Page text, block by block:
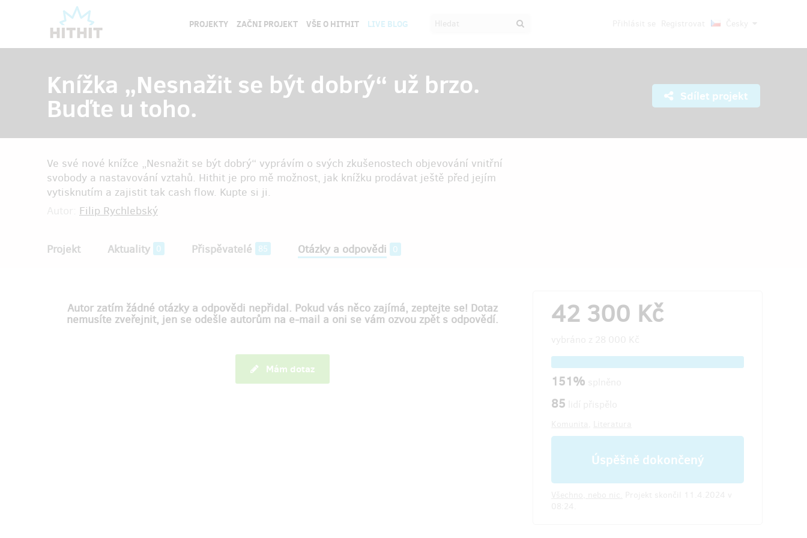
PROJEKTY ZAČNI PROJEKT VŠE O HITHIT LIVE BLOG
Knížka „Nesnažit se být dobrý“ už brzo.
Buďte u toho. Sdílet projekt
Ve své nové knížce „Nesnažit se být dobrý“ vyprávím o svých zkušenostech objevování vnitřní
svobody a nastavování vztahů. Hithit je pro mě možnost, jak knížku prodávat ještě před jejím
vytisknutím a zajistit tak cash flow. Kupte si ji.
Filip Rychlebský
Projekt Aktuality 0 Přispěvatelé 85 Otázky a odpovědi 0
Autor zatím žádné otázky a odpovědi nepřidal. Pokud vás něco zajímá, zeptejte se! Dotaz
nemusíte zveřejnit, jen se odešle autorům na e-mail a oni se vám ozvou zpět s odpovědí.
Mám dotaz
42 300 Kč
151%
85
Úspěšně dokončený